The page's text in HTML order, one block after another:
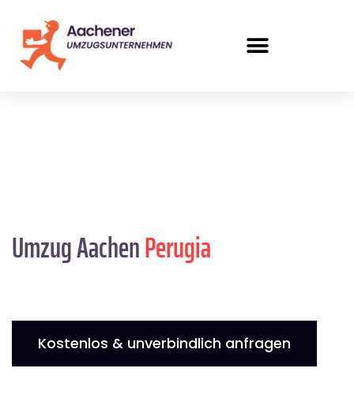
Umzug AachenPerugia
Kostenlos & unverbindlich anfragen